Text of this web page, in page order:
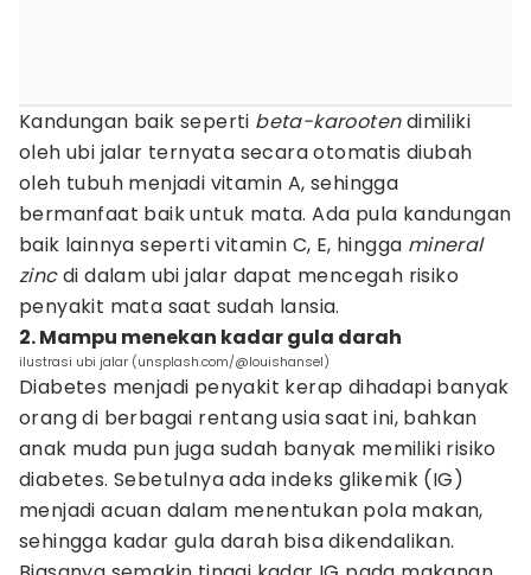
Kandungan baik seperti beta-karootendimiliki
oleh ubi jalar ternyata secara otomatis diubah
oleh tubuh menjadi vitamin A, sehingga
bermanfaat baik untuk mata. Ada pula kandungan
baik lainnya seperti vitamin C, E, hingga mineral
zincdi dalam ubi jalar dapat mencegah risiko
penyakit mata saat sudah lansia.
2. Mampu menekan kadar gula darah
ilustrasi ubi jalar (unsplash.com/@louishansel)
Diabetes menjadi penyakit kerap dihadapi banyak
orang di berbagai rentang usia saat ini, bahkan
anak muda pun juga sudah banyak memiliki risiko
diabetes. Sebetulnya ada indeks glikemik (IG)
menjadi acuan dalam menentukan pola makan,
sehingga kadar gula darah bisa dikendalikan.